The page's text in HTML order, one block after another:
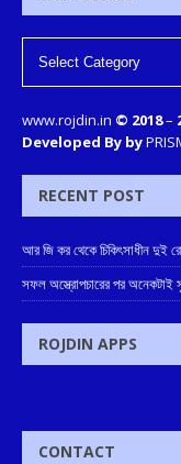
www.rojdin.in © 2018–
Developed By by
RECENT POST
আর জি কর থেকে চিকিৎসাধীন দুই
সফল অস্ত্রোপচারের পর অনেকটাই
ROJDIN APPS
CONTACT